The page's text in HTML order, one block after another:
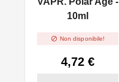
10ml
 Non disponibile!
4,72 €